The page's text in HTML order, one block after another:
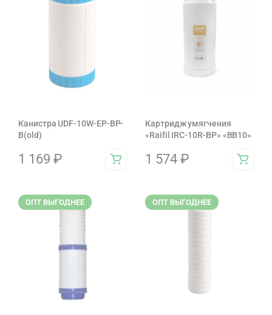
Канистра UDF-10W-EP-BP-
B(old)
1 169 ₽
Картридж умягчения
«Raifil IRC-10R-BP» «BB10»
1 574 ₽
ОПТ ВЫГОДНЕЕ ОПТ ВЫГОДНЕЕ